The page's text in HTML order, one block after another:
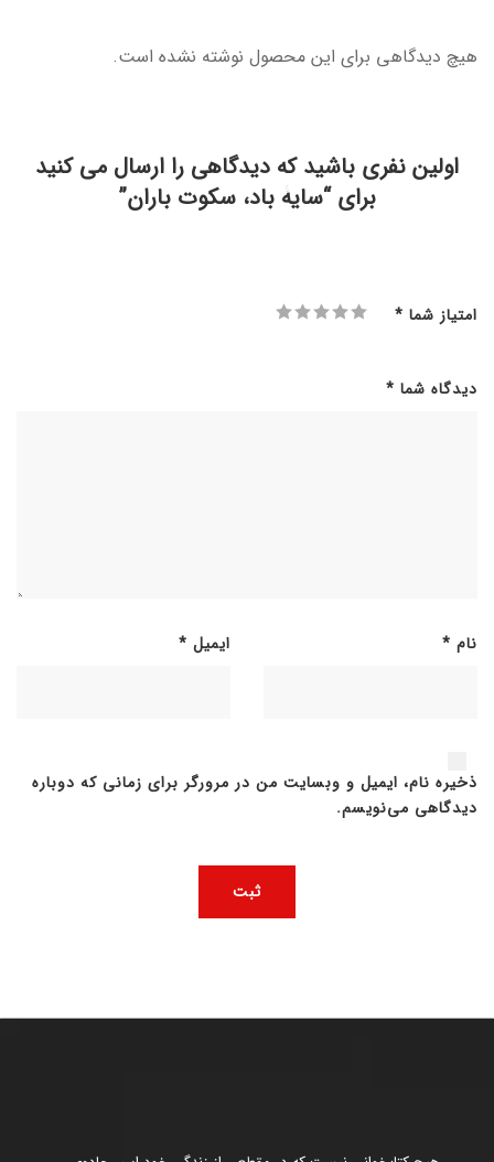
هیچ دیدگاهی برای این محصول نوشته نشده است.
اولین نفری باشید که دیدگاهی را ارسال می کنید
برای “سایۀ باد، سکوت باران”
امتیاز شما *
دیدگاه شما *
نام * ایمیل *
ذخیره نام، ایمیل و وبسایت من در مرورگر برای زمانی که دوباره
دیدگاهی می‌نویسم.